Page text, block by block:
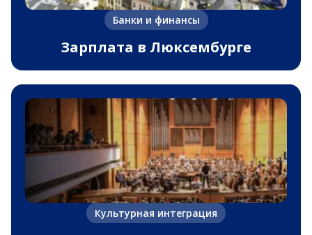
Банки и финансы
Зарплата в Люксембурге
Культурная интеграция